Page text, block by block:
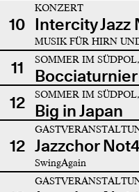
10
KONZERT
Intercity Jazz
MUSIK FÜR HIRN
11 SOMMER IM
Bocciaturnier
12
SOMMER IM
Big in Japan
12 Jazzchor
SwingAgain